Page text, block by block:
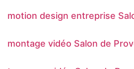
motion design entreprise
montage vidéo Salon de